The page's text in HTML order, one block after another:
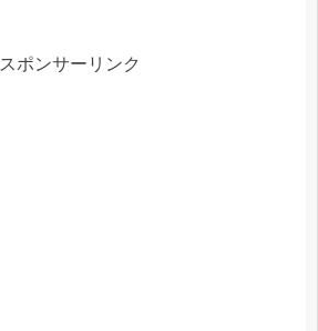
スポンサーリンク